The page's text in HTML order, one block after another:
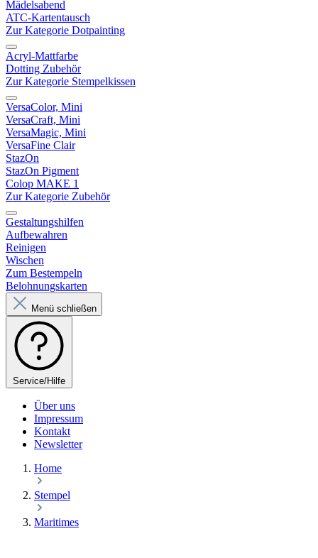
Mädelsabend
ATC-Kartentausch
Zur Kategorie Dotpainting
Acryl-Mattfarbe
Dotting Zubehör
Zur Kategorie Stempelkissen
VersaColor, Mini
VersaCraft, Mini
VersaMagic, Mini
VersaFine Clair
StazOn
StazOn Pigment
Colop MAKE 1
Zur Kategorie Zubehör
Gestaltungshilfen
Aufbewahren
Reinigen
Wischen
Zum Bestempeln
Belohnungskarten
Menü schließen
Service/Hilfe
Über uns
Impressum
Kontakt
Newsletter
Home
Stempel
Maritimes